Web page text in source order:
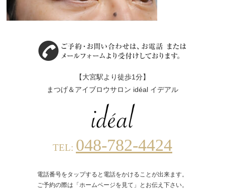
【大宮駅より徒歩1分】
まつげ＆アイブロウサロン idéal イデアル
TEL: 048-782-4424
電話番号をタップすると電話をかけることが出来ます。
ご予約の際は「ホームページを見て」とお伝え下さい。